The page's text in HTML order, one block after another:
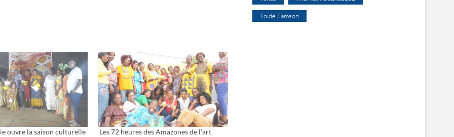
ouvre la saison culturelle
Les 72 heures des Amazones de l’art
Toïdé Samson